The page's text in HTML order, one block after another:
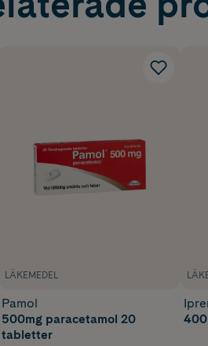
LÄKEMEDEL
Pamol
500mg paracetamol 20
tabletter